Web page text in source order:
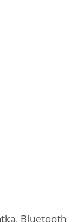
Bluetooth